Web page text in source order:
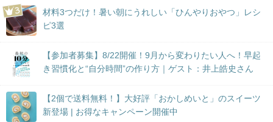
材料3つだけ！暑い朝にうれしい「ひんやりおやつ」レシ
ピ3選
【参加者募集】8/22開催！9月から変わりたい人へ！早起
き習慣化と“自分時間”の作り方｜ゲスト：井上皓史さん
【2個で送料無料！】大好評「おかしめいと」のスイーツ
新登場 | お得なキャンペーン開催中